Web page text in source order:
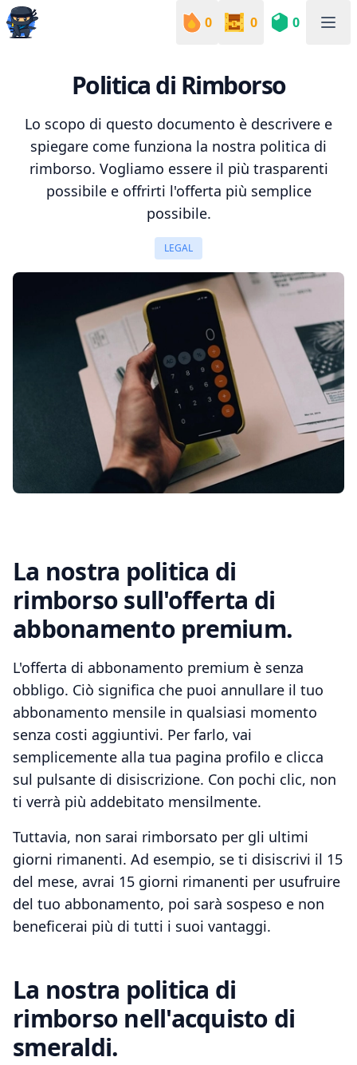
0 0 0
Politica di Rimborso
Lo scopo di questo documento è descrivere e
spiegare come funziona la nostra politica di
rimborso. Vogliamo essere il più trasparenti
possibile e offrirti l'offerta più semplice
possibile.
LEGAL
La nostra politica di
rimborso sull'offerta di
abbonamento premium.
L'offerta di abbonamento premium è senza
obbligo. Ciò significa che puoi annullare il tuo
abbonamento mensile in qualsiasi momento
senza costi aggiuntivi. Per farlo, vai
semplicemente alla tua pagina profilo e clicca
sul pulsante di disiscrizione. Con pochi clic, non
ti verrà più addebitato mensilmente.
Tuttavia, non sarai rimborsato per gli ultimi
giorni rimanenti. Ad esempio, se ti disiscrivi il 15
del mese, avrai 15 giorni rimanenti per usufruire
del tuo abbonamento, poi sarà sospeso e non
beneficerai più di tutti i suoi vantaggi.
La nostra politica di
rimborso nell'acquisto di
smeraldi.